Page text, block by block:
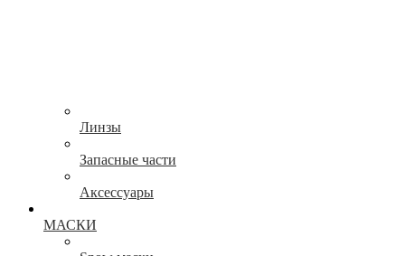
Линзы
Запасные части
Аксессуары
МАСКИ